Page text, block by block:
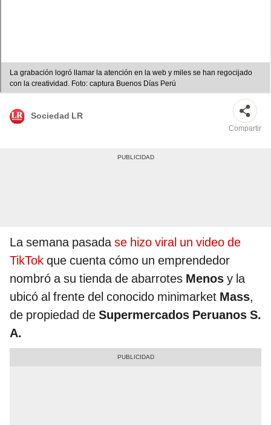
La grabación logró llamar la atención en la web y miles se han regocijado
con la creatividad. Foto: captura Buenos Días Perú
Sociedad LR
Compartir
La semana pasadase hizo viral un video de
TikTok que cuenta cómo un emprendedor
nombró a su tienda de abarrotes Menos y la
ubicó al frente del conocido minimarket Mass,
de propiedad de Supermercados Peruanos S.
A.